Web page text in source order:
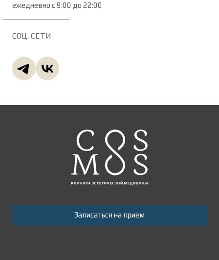
ежедневно с 9:00 до 22:00
СОЦ. СЕТИ
Записаться на прием